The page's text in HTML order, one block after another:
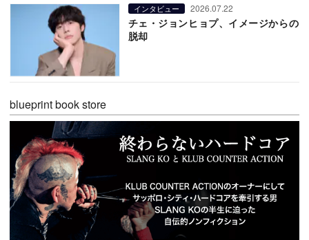
インタビュー 2026.07.22
チェ・ジョンヒョプ、イメージからの
脱却
blueprint book store